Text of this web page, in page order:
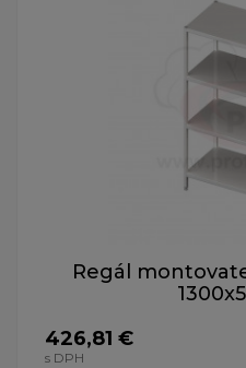
Regál
426,81 €
s DPH